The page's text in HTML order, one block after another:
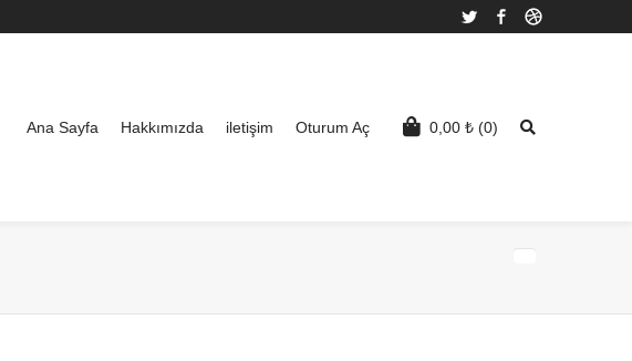
Twitter Facebook
0,00 ₺ (0)
Ana Sayfa Hakkımızda iletişim Oturum Aç